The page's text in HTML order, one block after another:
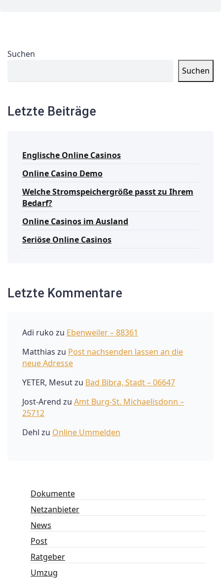
Suchen
Suchen
Letzte Beiträge
Englische Online Casinos
Online Casino Demo
Welche Stromspeichergröße passt zu Ihrem
Bedarf?
Online Casinos im Ausland
Seriöse Online Casinos
Letzte Kommentare
Adi ruko zu Ebenweiler – 88361
Matthias zu Post nachsenden lassen an die
neue Adresse
YETER, Mesutzu Bad Bibra, Stadt – 06647
Jost-Arend zu Amt Burg-St. Michaelisdonn –
25712
Dehl zu Online Ummelden
Dokumente
Netzanbieter
News
Post
Ratgeber
Umzug